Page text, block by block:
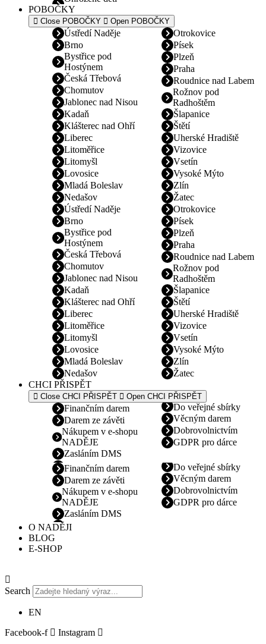
POBOČKY
Close POBOČKY Open POBOČKY
Ústředí Naděje
Brno
Bystřice pod
Hostýnem
Česká Třebová
Chomutov
Jablonec nad Nisou
Kadaň
Klášterec nad Ohří
Liberec
Litoměřice
Litomyšl
Lovosice
Mladá Boleslav
Nedašov
Otrokovice
Písek
Plzeň
Praha
Roudnice nad Labem
Rožnov pod
Radhoštěm
Šlapanice
Štětí
Uherské Hradiště
Vizovice
Vsetín
Vysoké Mýto
Zlín
Žatec
Ústředí Naděje
Brno
Bystřice pod
Hostýnem
Česká Třebová
Chomutov
Jablonec nad Nisou
Kadaň
Klášterec nad Ohří
Liberec
Litoměřice
Litomyšl
Lovosice
Mladá Boleslav
Nedašov
Otrokovice
Písek
Plzeň
Praha
Roudnice nad Labem
Rožnov pod
Radhoštěm
Šlapanice
Štětí
Uherské Hradiště
Vizovice
Vsetín
Vysoké Mýto
Zlín
Žatec
CHCI PŘISPĚT
Close CHCI PŘISPĚT Open CHCI PŘISPĚT
Finančním darem
Darem ze závěti
Nákupem v e-shopu
NADĚJE
Zasláním DMS
Do veřejné sbírky
Věcným darem
Dobrovolnictvím
GDPR pro dárce
Finančním darem
Darem ze závěti
Nákupem v e-shopu
NADĚJE
Zasláním DMS
Do veřejné sbírky
Věcným darem
Dobrovolnictvím
GDPR pro dárce
O NADĚJI
BLOG
E-SHOP
Search
EN
Facebook-f
Instagram